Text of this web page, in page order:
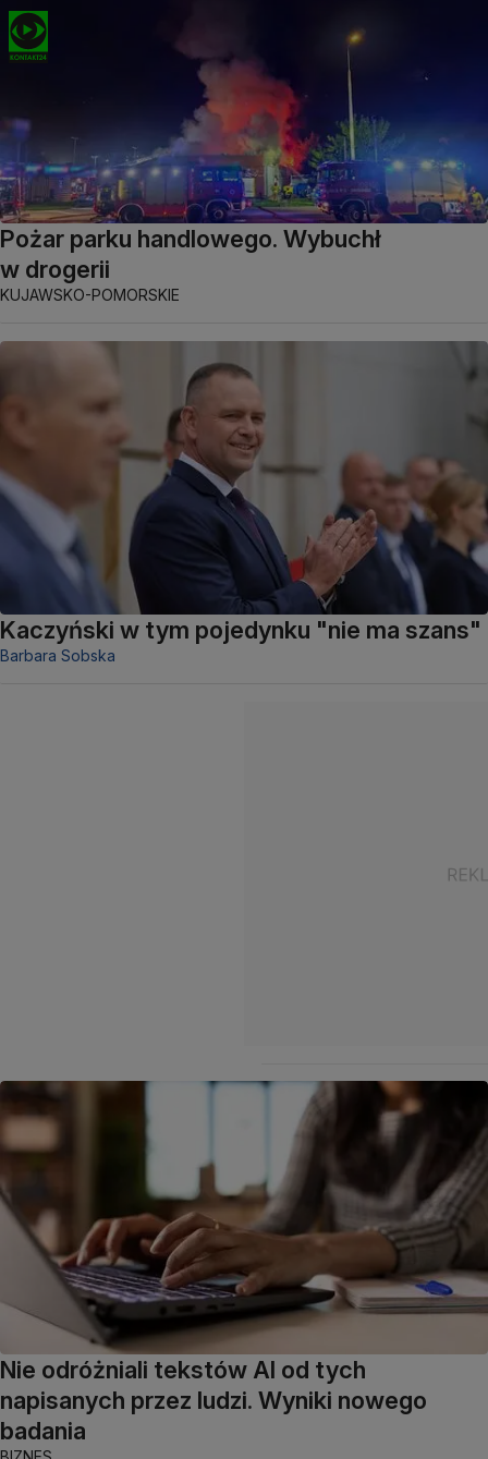
Pożar parku handlowego. Wybuchł
w drogerii
KUJAWSKO-POMORSKIE
Kaczyński w tym pojedynku "nie ma szans"
Barbara Sobska
Nie odróżniali tekstów AI od tych
napisanych przez ludzi. Wyniki nowego
badania